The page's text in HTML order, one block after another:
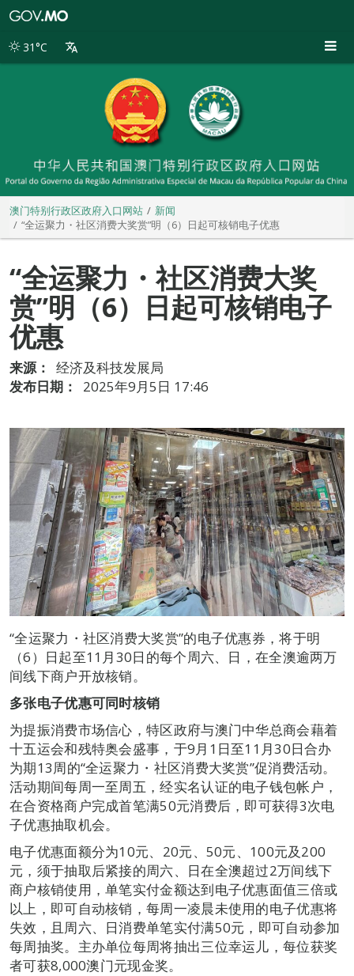
别
31°C
澳门特别行政区政府入口网站
新闻
“全运聚力・社区消费大奖赏”明（6）日起可核销电子优惠
“全运聚力・社区消费大奖
赏”明（6）日起可核销电子
优惠
来源：
经济及科技发展局
发布日期：
2025年9月5日 17:46
“全运聚力・社区消费大奖赏”的电子优惠券，将于明
（6）日起至11月30日的每个周六、日，在全澳逾两万
间线下商户开放核销。
多张电子优惠可同时核销
为提振消费市场信心，特区政府与澳门中华总商会藉着
十五运会和残特奥会盛事，于9月1日至11月30日合办
为期13周的“全运聚力・社区消费大奖赏”促消费活动。
活动期间每周一至周五，经实名认证的电子钱包帐户，
在合资格商户完成首笔满50元消费后，即可获得3次电
子优惠抽取机会。
电子优惠面额分为10元、20元、50元、100元及200
元，须于抽取后紧接的周六、日在全澳超过2万间线下
商户核销使用，单笔实付金额达到电子优惠面值三倍或
以上，即可自动核销，每周一凌晨未使用的电子优惠将
失效，且周六、日消费单笔实付满50元，即可自动参加
每周抽奖。主办单位每周将抽出三位幸运儿，每位获奖
者可获8,000澳门元现金奖。